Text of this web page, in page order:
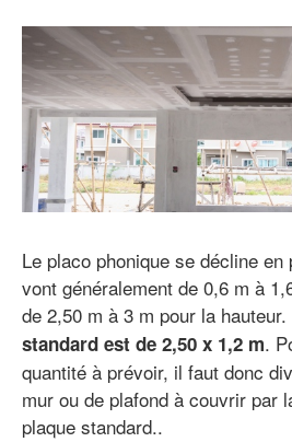
Le placo phonique se décline
vont généralement de 0,6 m à
de 2,50 m à 3 m pour la hauteur.
standard est de 2,50 x 1,2 m.
quantité à prévoir, il faut donc
mur ou de plafond à couvrir par
plaque standard..